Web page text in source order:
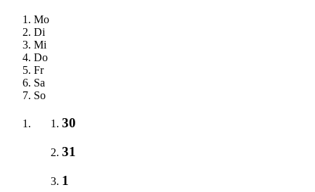
Mo
Di
Mi
Do
Fr
Sa
So
30
31
1